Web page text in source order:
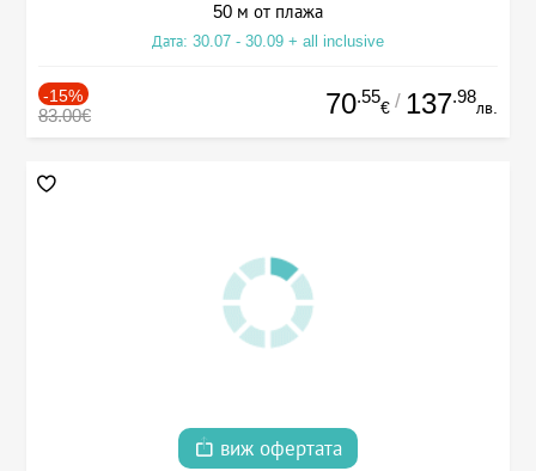
50 м от плажа
Дата: 30.07 - 30.09 + all inclusive
-15%
83.00€ 70.55
€ / 137.98
лв.
виж офертата